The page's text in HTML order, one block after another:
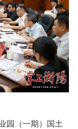
园（一期）国土